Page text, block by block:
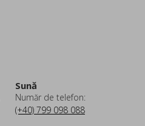
Sună
Număr de telefon:
(+40) 799 098 088